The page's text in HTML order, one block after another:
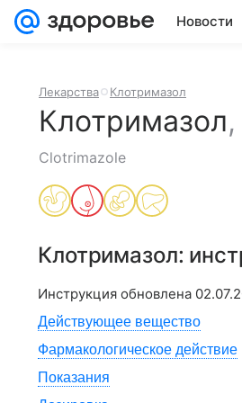
Новости
Лекарства Клотримазол
Клотримазол,
Clotrimazole
Клотримазол:
Инструкция обновлена
Действующее вещество
Фармакологическое действие
Показания